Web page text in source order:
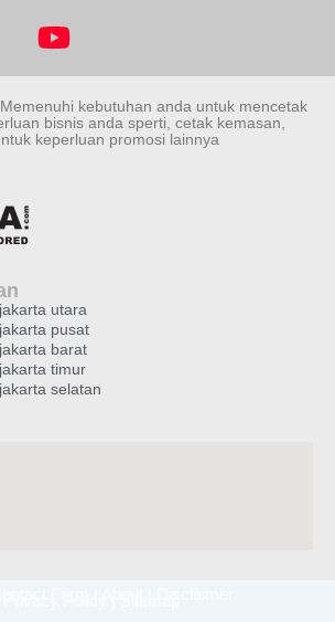
kebutuhan anda untuk mencetak
bisnis anda sperti, cetak kemasan,
keperluan promosi lainnya
utara
pusat
barat
timur
selatan